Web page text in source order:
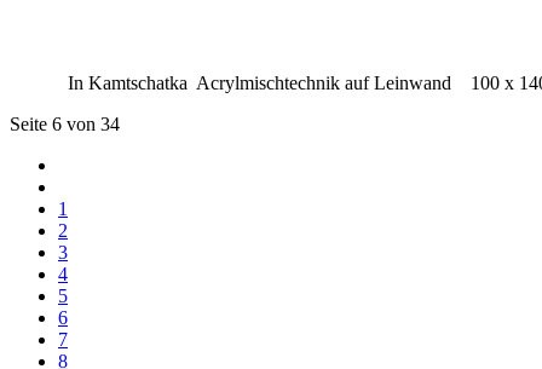
In Kamtschatka Acrylmischtechnik auf Leinwand 100 x
Seite 6 von 34
1
2
3
4
5
6
7
8